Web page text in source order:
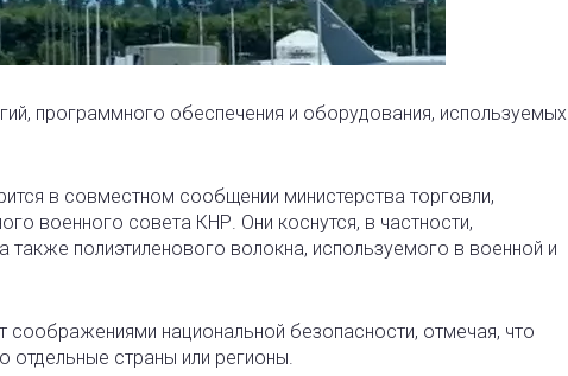
программного обеспечения и оборудования, используемых
в совместном сообщении министерства торговли,
военного совета КНР. Они коснутся, в частности,
также полиэтиленового волокна, используемого в военной и
национальной безопасности, отмечая, что
отдельные страны или регионы.